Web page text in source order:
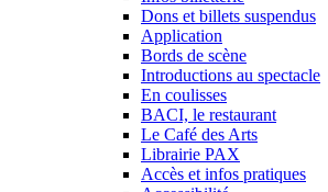
Dons et billets suspendus
Application
Bords de scène
Introductions au spectacle
En coulisses
BACI, le restaurant
Le Café des Arts
Librairie PAX
Accès et infos pratiques